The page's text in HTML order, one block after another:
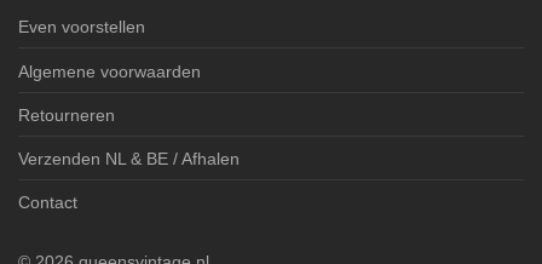
Even voorstellen
Algemene voorwaarden
Retourneren
Verzenden NL & BE / Afhalen
Contact